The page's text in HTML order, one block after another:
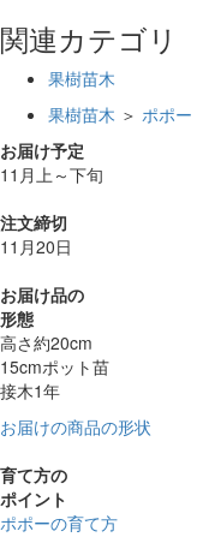
関連カテゴリ
果樹苗木
果樹苗木 ＞ ポポー
お届け予定
11月上～下旬
注文締切
11月20日
お届け品の
形態
高さ約20cm
15cmポット苗
接木1年
お届けの商品の形状
育て方の
ポイント
ポポーの育て方